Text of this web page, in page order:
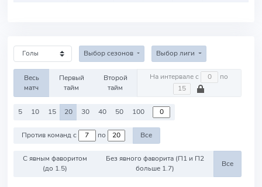
Выбор сезонов Выбор лиги
Весь
матч
Первый
тайм
Второй
тайм
На интервале с по
5 10 15 20 30 40 50 100
Против команд с по Все
С явным фаворитом
(до 1.5)
Без явного фаворита (П1 и П2
больше 1.7)
Все